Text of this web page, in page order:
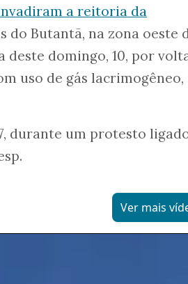
a reitoria da
do Butantã, na zona oeste
deste domingo, 10, por
uso de gás lacrimogêneo,
durante um protesto
Ver mais